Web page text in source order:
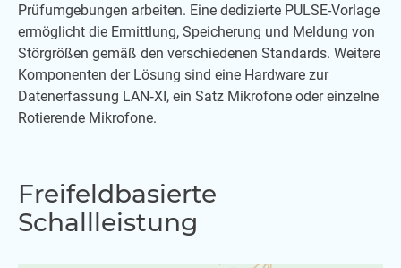
Prüfumgebungen arbeiten. Eine dedizierte PULSE-Vorlage
ermöglicht die Ermittlung, Speicherung und Meldung von
Störgrößen gemäß den verschiedenen Standards. Weitere
Komponenten der Lösung sind eine Hardware zur
Datenerfassung LAN‐XI, ein Satz Mikrofone oder einzelne
Rotierende Mikrofone.
Freifeldbasierte
Schallleistung